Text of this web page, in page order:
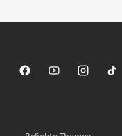
Sparkasse auf Facebook
Sparkasse auf